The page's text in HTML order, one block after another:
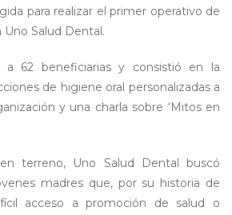
para realizar el primer operativo de
Salud Dental.
a 62 beneficiarias y consistió en la
de higiene oral personalizadas a
y una charla sobre ‘Mitos en
terreno, Uno Salud Dental buscó
madres que, por su historia de
acceso a promoción de salud o